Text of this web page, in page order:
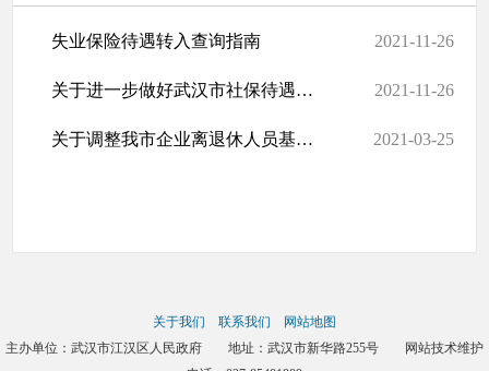
失业保险待遇转入查询指南 2021-11-26
关于进一步做好武汉市社保待遇资格认证（社保年审）工作的通告 2021-11-26
关于调整我市企业离退休人员基本养老金发放日期的通告 2021-03-25
关于我们 联系我们
网站地图
主办单位：武汉市江汉区人民政府 地址：武汉市新华路255号 网站技术维护